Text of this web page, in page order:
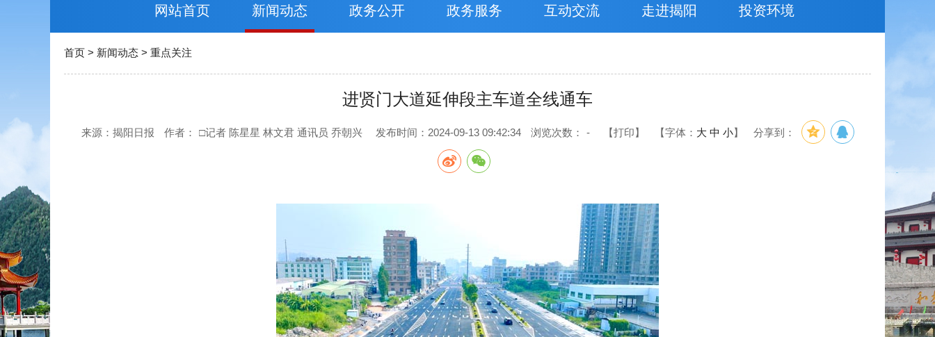
网站首页 新闻动态 政务公开 政务服务 互动交流 走进揭阳 投资环境
首页 > 新闻动态 > 重点关注
进贤门大道延伸段主车道全线通车
来源：揭阳日报 作者： □记者 陈星星 林文君 通讯员 乔朝兴 发布时间：2024-09-13 09:42:34 浏览次数： - 【打印】 【字体： 大 中 小】 分享到：